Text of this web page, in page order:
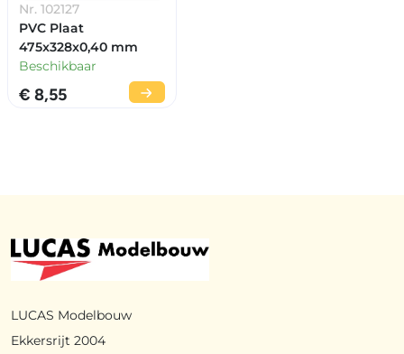
Nr. 102127
PVC Plaat
475x328x0,40 mm
Beschikbaar
€ 8,55
LUCAS Modelbouw
Ekkersrijt 2004